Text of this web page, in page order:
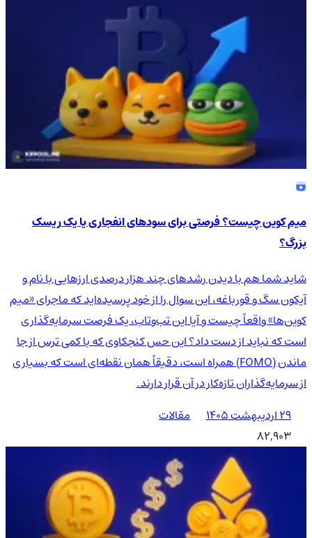
میم کوین چیست؟ فرصتی برای سودهای انفجاری یا یک ریسک
بزرگ؟
شاید شما هم با دیدن رشدهای چند هزار درصدی ارزهایی با نام و
آیکون سگ و قورباغه، این سوال را از خود پرسیده‌اید که ماجرای «میم
کوین‌ها» واقعاً چیست و آیا این تب‌وتاب، یک فرصت سرمایه‌گذاری
است که نباید از دست داد؟ این حس کنجکاوی که با کمی ترس از جا
ماندن (FOMO) همراه است، دقیقاً همان نقطه‌ای است که بسیاری
از سرمایه‌گذاران تازه‌کار در آن قرار دارند.
۲۹ اردیبهشت ۱۴۰۵
مقالات
82,903